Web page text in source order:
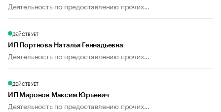
Деятельность по предоставлению прочих...
ДЕЙСТВУЕТ
ИП Портнова Наталья Геннадьевна
Деятельность по предоставлению прочих...
ДЕЙСТВУЕТ
ИП Миронов Максим Юрьевич
Деятельность по предоставлению прочих...